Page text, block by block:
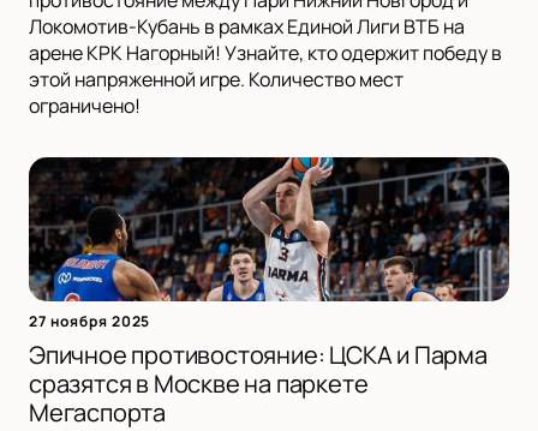
Локомотив-Кубань в рамках Единой Лиги ВТБ на
арене КРК Нагорный! Узнайте, кто одержит победу в
этой напряженной игре. Количество мест
ограничено!
27 ноября 2025
Эпичное противостояние: ЦСКА и Парма
сразятся в Москве на паркете
Мегаспорта